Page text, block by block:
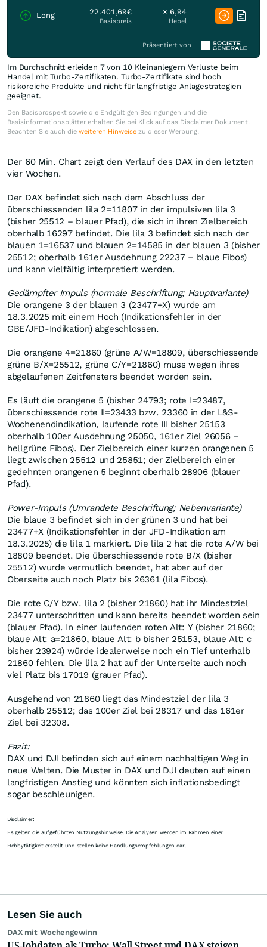
Long 22.401,69€
Basispreis
× 6,94
Hebel
Präsentiert von
Im Durchschnitt erleiden 7 von 10 Kleinanlegern Verluste beim
Handel mit Turbo-Zertifikaten. Turbo-Zertifikate sind hoch
risikoreiche Produkte und nicht für langfristige Anlagestrategien
geeignet.
Den Basisprospekt sowie die Endgültigen Bedingungen und die
Basisinformationsblätter erhalten Sie bei Klick auf das Disclaimer Dokument.
Beachten Sie auch die weiteren Hinweise zu dieser Werbung.
Der 60 Min. Chart zeigt den Verlauf des DAX in den letzten
vier Wochen.
Der DAX befindet sich nach dem Abschluss der
überschiessenden lila 2=11807 in der impulsiven lila 3
(bisher 25512 – blauer Pfad), die sich in ihren Zielbereich
oberhalb 16297 befindet. Die lila 3 befindet sich nach der
blauen 1=16537 und blauen 2=14585 in der blauen 3 (bisher
25512; oberhalb 161er Ausdehnung 22237 – blaue Fibos)
und kann vielfältig interpretiert werden.
Gedämpfter Impuls (normale Beschriftung; Hauptvariante)
Die orangene 3 der blauen 3 (23477+X) wurde am
18.3.2025 mit einem Hoch (Indikationsfehler in der
GBE/JFD-Indikation) abgeschlossen.
Die orangene 4=21860 (grüne A/W=18809, überschiessende
grüne B/X=25512, grüne C/Y=21860) muss wegen ihres
abgelaufenen Zeitfensters beendet worden sein.
Es läuft die orangene 5 (bisher 24793; rote I=23487,
überschiessende rote II=23433 bzw. 23360 in der L&S-
Wochenendindikation, laufende rote III bisher 25153
oberhalb 100er Ausdehnung 25050, 161er Ziel 26056 –
hellgrüne Fibos). Der Zielbereich einer kurzen orangenen 5
liegt zwischen 25512 und 25851; der Zielbereich einer
gedehnten orangenen 5 beginnt oberhalb 28906 (blauer
Pfad).
Power-Impuls (Umrandete Beschriftung; Nebenvariante)
Die blaue 3 befindet sich in der grünen 3 und hat bei
23477+X (Indikationsfehler in der JFD-Indikation am
18.3.2025) die lila 1 markiert. Die lila 2 hat die rote A/W bei
18809 beendet. Die überschiessende rote B/X (bisher
25512) wurde vermutlich beendet, hat aber auf der
Oberseite auch noch Platz bis 26361 (lila Fibos).
Die rote C/Y bzw. lila 2 (bisher 21860) hat ihr Mindestziel
23477 unterschritten und kann bereits beendet worden sein
(blauer Pfad). In einer laufenden roten Alt: Y (bisher 21860;
blaue Alt: a=21860, blaue Alt: b bisher 25153, blaue Alt: c
bisher 23924) würde idealerweise noch ein Tief unterhalb
21860 fehlen. Die lila 2 hat auf der Unterseite auch noch
viel Platz bis 17019 (grauer Pfad).
Ausgehend von 21860 liegt das Mindestziel der lila 3
oberhalb 25512; das 100er Ziel bei 28317 und das 161er
Ziel bei 32308.
Fazit:
DAX und DJI befinden sich auf einem nachhaltigen Weg in
neue Welten. Die Muster in DAX und DJI deuten auf einen
langfristigen Anstieg und könnten sich inflationsbedingt
sogar beschleunigen.
Disclaimer:
Es gelten die aufgeführten Nutzungshinweise. Die Analysen werden im Rahmen einer
Hobbytätigkeit erstellt und stellen keine Handlungsempfehlungen dar.
Lesen Sie auch
DAX mit Wochengewinn